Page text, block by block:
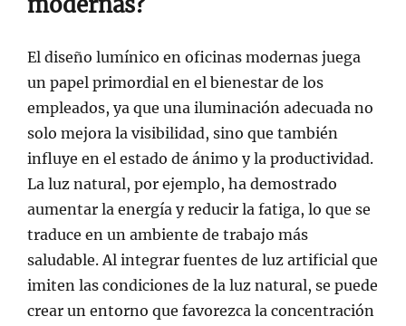
El diseño lumínico en oficinas modernas juega
un papel primordial en el bienestar de los
empleados, ya que una iluminación adecuada no
solo mejora la visibilidad, sino que también
influye en el estado de ánimo y la productividad.
La luz natural, por ejemplo, ha demostrado
aumentar la energía y reducir la fatiga, lo que se
traduce en un ambiente de trabajo más
saludable. Al integrar fuentes de luz artificial que
imiten las condiciones de la luz natural, se puede
crear un entorno que favorezca la concentración